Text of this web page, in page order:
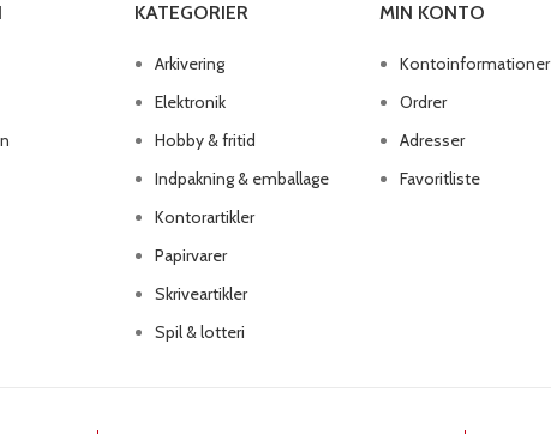
KATEGORIER
Arkivering
Elektronik
Hobby & fritid
Indpakning & emballage
Kontorartikler
Papirvarer
Skriveartikler
Spil & lotteri
MIN KONTO
Kontoinformationer
Ordrer
Adresser
Favoritliste